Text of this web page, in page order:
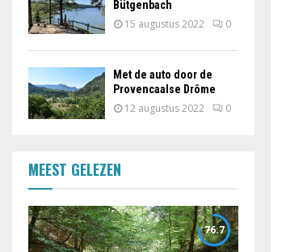
Bütgenbach
15 augustus 2022 0
Met de auto door de
Provencaalse Drôme
12 augustus 2022 0
MEEST GELEZEN
76.7